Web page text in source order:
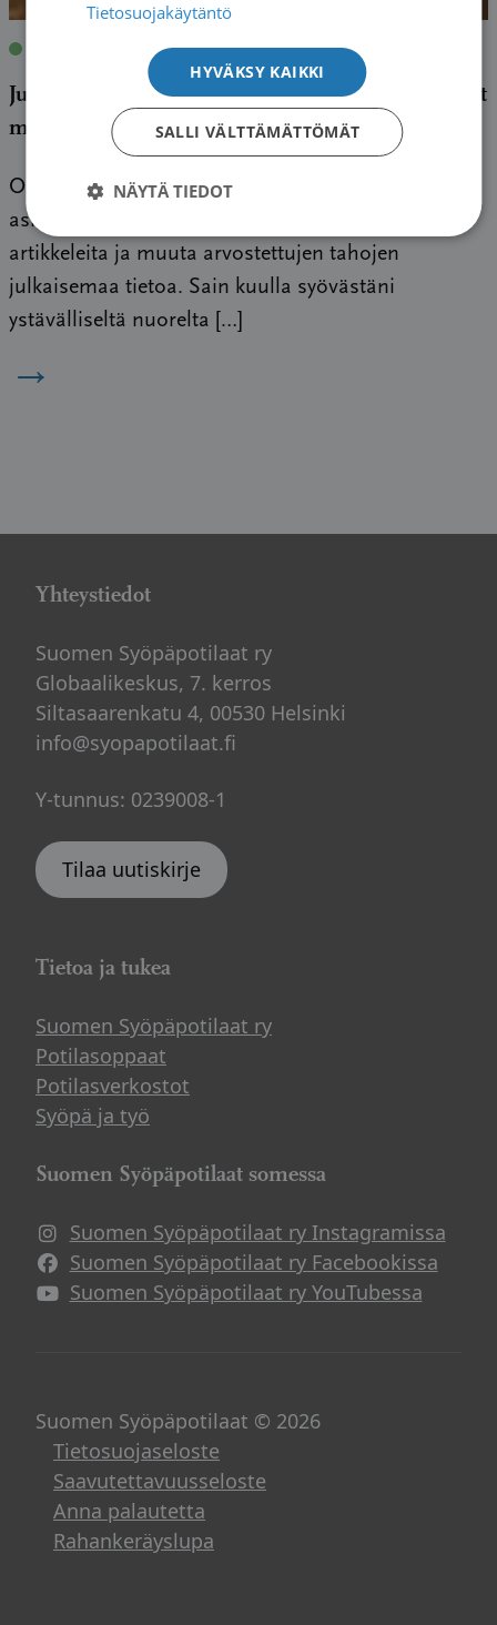
| Riitta Eklund
Juhlavuoden kirjoitushaaste: Alussa en ymmärtänyt
mitään
Olen tiedeuskovainen. Olen tottunut uusien
asioiden edessä etsimään alan tutkimuksia,
artikkeleita ja muuta arvostettujen tahojen
julkaisemaa tietoa. Sain kuulla syövästäni
ystävälliseltä nuorelta […]
→
Yhteystiedot
Suomen Syöpäpotilaat ry
Globaalikeskus, 7. kerros
Siltasaarenkatu 4, 00530 Helsinki
info@syopapotilaat.fi
Y-tunnus: 0239008-1
Tilaa uutiskirje
Tietoa ja tukea
Suomen Syöpäpotilaat ry
Potilasoppaat
Potilasverkostot
Syöpä ja työ
Suomen Syöpäpotilaat somessa
Suomen Syöpäpotilaat ry Instagramissa
Suomen Syöpäpotilaat ry Facebookissa
Suomen Syöpäpotilaat ry YouTubessa
Suomen Syöpäpotilaat © 2026
Tietosuojaseloste
Saavutettavuusseloste
Anna palautetta
Rahankeräyslupa
Tietosuojakäytäntö
HYVÄKSY KAIKKI
SALLI VÄLTTÄMÄTTÖMÄT
NÄYTÄ TIEDOT